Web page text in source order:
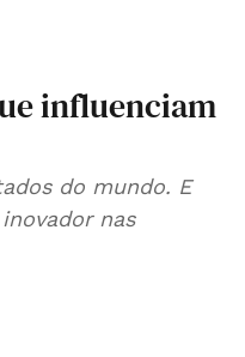
influenciam
do mundo. E
nas